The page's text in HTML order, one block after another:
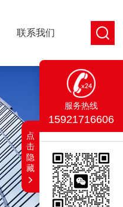
联系我们
服务热线
15921716606
点
击
隐
藏